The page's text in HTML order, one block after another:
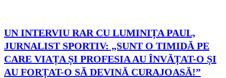
UN INTERVIU RAR CU LUMINIȚA PAUL,
JURNALIST SPORTIV: „SUNT O TIMIDĂ PE
CARE VIAȚA ȘI PROFESIA AU ÎNVĂȚAT-O ȘI
AU FORȚAT-O SĂ DEVINĂ CURAJOASĂ!”